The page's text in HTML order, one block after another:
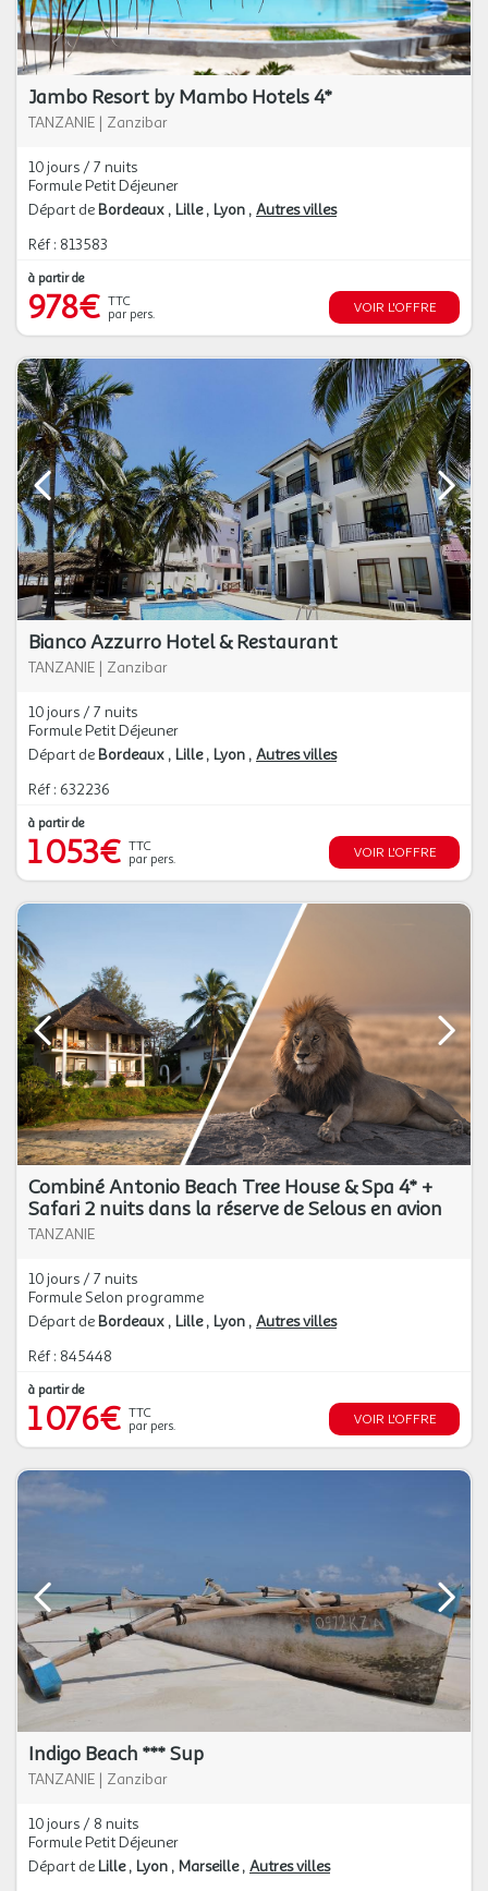
Jambo Resort by Mambo Hotels 4*
TANZANIE | Zanzibar
10 jours / 7 nuits
Formule Petit Déjeuner
Départ de Bordeaux Lille Lyon Autres villes
Réf : 813583
à partir de
978€ TTC
par pers.
VOIR L'OFFRE
Bianco Azzurro Hotel & Restaurant
TANZANIE | Zanzibar
10 jours / 7 nuits
Formule Petit Déjeuner
Départ de Bordeaux Lille Lyon Autres villes
Réf : 632236
à partir de
1 053€ TTC
par pers.
VOIR L'OFFRE
Combiné Antonio Beach Tree House & Spa 4* +
Safari 2 nuits dans la réserve de Selous en avion
TANZANIE
10 jours / 7 nuits
Formule Selon programme
Départ de Bordeaux Lille Lyon Autres villes
Réf : 845448
à partir de
1 076€ TTC
par pers.
VOIR L'OFFRE
Indigo Beach *** Sup
TANZANIE | Zanzibar
10 jours / 8 nuits
Formule Petit Déjeuner
Départ de Lille Lyon Marseille Autres villes